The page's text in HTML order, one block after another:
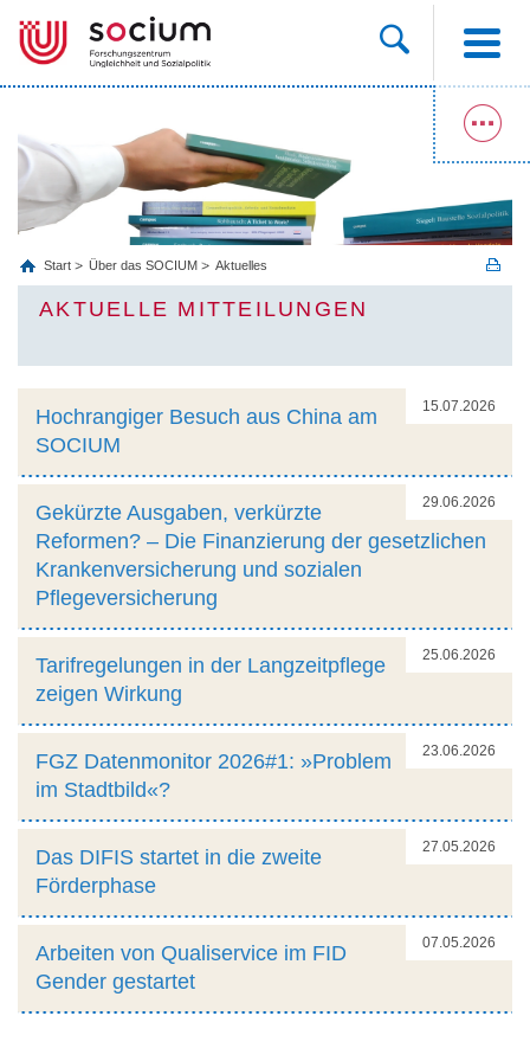
Start Über das SOCIUM Aktuelles
AKTUELLE MITTEILUNGEN
15.07.2026
Hochrangiger Besuch aus China am
SOCIUM
29.06.2026
Gekürzte Ausgaben, verkürzte
Reformen? – Die Finanzierung der gesetzlichen
Krankenversicherung und sozialen
Pflegeversicherung
25.06.2026
Tarifregelungen in der Langzeitpflege
zeigen Wirkung
23.06.2026
FGZ Datenmonitor 2026#1: »Problem
im Stadtbild«?
27.05.2026
Das DIFIS startet in die zweite
Förderphase
07.05.2026
Arbeiten von Qualiservice im FID
Gender gestartet